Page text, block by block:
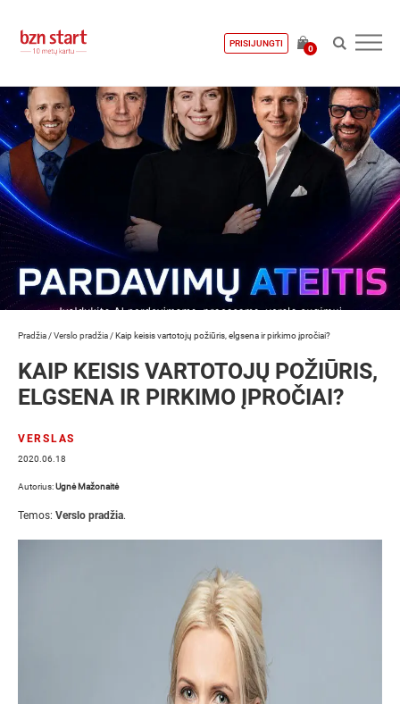
PRISIJUNGTI
0
Pradžia /Verslo pradžia /Kaip keisis vartotojų požiūris, elgsena ir pirkimo įpročiai?
KAIP KEISIS VARTOTOJŲ POŽIŪRIS,
ELGSENA IR PIRKIMO ĮPROČIAI?
VERSLAS
2020.06.18
Autorius:Ugnė Mažonaitė
Temos: Verslo pradžia.